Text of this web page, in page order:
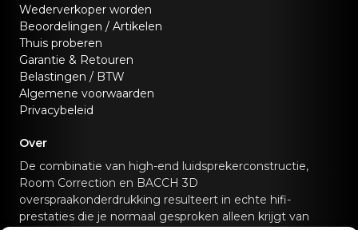
Wederverkoper worden
Beoordelingen / Artikelen
Thuis proberen
Garantie & Retouren
Belastingen / BTW
Algemene voorwaarden
Privacybeleid
Over
De combinatie van high-end luidsprekerconstructie,
Room Correction en BACCH 3D
overspraakonderdrukking resulteert in echte hifi-
prestaties die je normaal gesproken alleen krijgt van